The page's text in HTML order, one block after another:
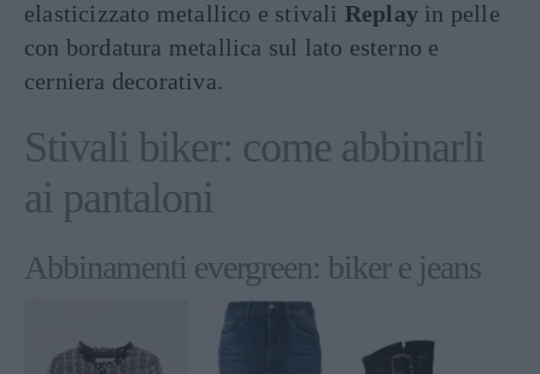
elasticizzato metallico e stivali Replay in pelle
con bordatura metallica sul lato esterno e
cerniera decorativa.
Stivali biker: come abbinarli
ai pantaloni
Abbinamenti evergreen: biker e jeans